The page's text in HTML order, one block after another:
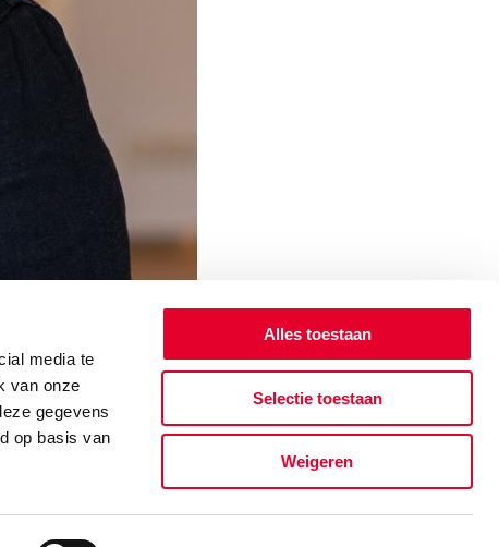
media te
van onze
gegevens
op basis van
Alles toestaan
Selectie toestaan
Weigeren